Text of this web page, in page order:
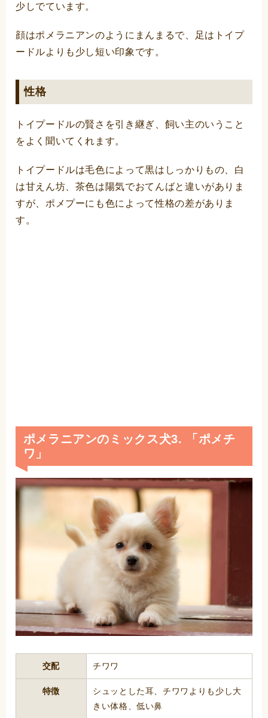
少しでています。
顔はポメラニアンのようにまんまるで、足はトイプ
ードルよりも少し短い印象です。
性格
トイプードルの賢さを引き継ぎ、飼い主のいうこと
をよく聞いてくれます。
トイプードルは毛色によって黒はしっかりもの、白
は甘えん坊、茶色は陽気でおてんばと違いがありま
すが、ポメプーにも色によって性格の差がありま
す。
ポメラニアンのミックス犬3. 「ポメチ
ワ」
交配 チワワ
特徴
シュッとした耳、チワワよりも少し大
きい体格、低い鼻